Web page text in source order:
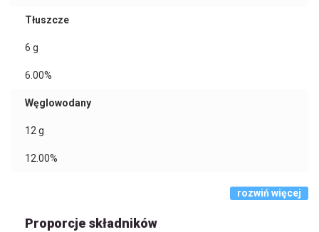
Tłuszcze
6 g
6.00%
Węglowodany
12g
12.00%
rozwiń więcej
Proporcje składników